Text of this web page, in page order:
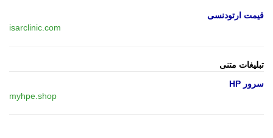
قیمت ارتودنسی
isarclinic.com
تبلیغات متنی
سرور HP
myhpe.shop